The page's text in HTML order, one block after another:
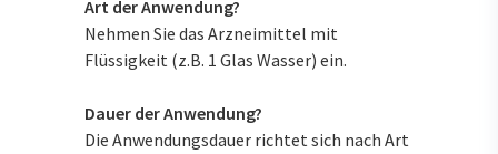
Art der Anwendung?
Nehmen Sie das Arzneimittel mit
Flüssigkeit (z.B. 1 Glas Wasser) ein.
Dauer der Anwendung?
Die Anwendungsdauer richtet sich nach Art